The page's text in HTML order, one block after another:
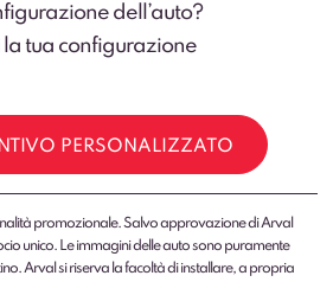
dell’auto?
tua configurazione
PERSONALIZZATO
promozionale. Salvo approvazione di Arval
unico. Le immagini delle auto sono puramente
Arval si riserva la facoltà di installare, a propria